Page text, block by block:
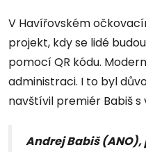
V Havířovském
projekt, kdy se lidé
pomocí QR kódu.
administraci. I to byl
navštívil premiér Babiš
Andrej Babiš (ANO),